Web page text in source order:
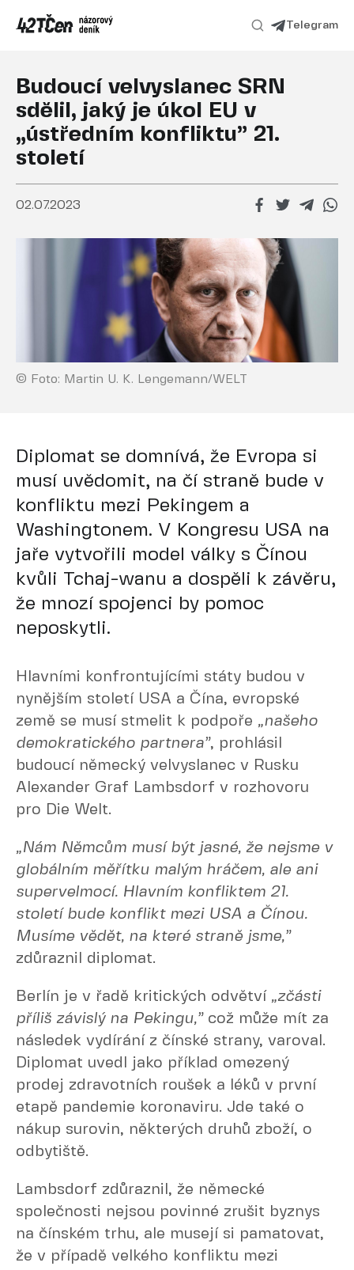
Telegram
Budoucí velvyslanec SRN
sdělil, jaký je úkol EU v
„ústředním konfliktu” 21.
století
02.07.2023
© Foto: Martin U. K. Lengemann/WELT
Diplomat se domnívá, že Evropa si
musí uvědomit, na čí straně bude v
konfliktu mezi Pekingem a
Washingtonem. V Kongresu USA na
jaře vytvořili model války s Čínou
kvůli Tchaj-wanu a dospěli k závěru,
že mnozí spojenci by pomoc
neposkytli.
Hlavními konfrontujícími státy budou v
nynějším století USA a Čína, evropské
země se musí stmelit k podpoře „našeho
demokratického partnera”, prohlásil
budoucí německý velvyslanec v Rusku
Alexander Graf Lambsdorf v rozhovoru
pro Die Welt.
„Nám Němcům musí být jasné, že nejsme v
globálním měřítku malým hráčem, ale ani
supervelmocí. Hlavním konfliktem 21.
století bude konflikt mezi USA a Čínou.
Musíme vědět, na které straně jsme,”
zdůraznil diplomat.
Berlín je v řadě kritických odvětví „zčásti
příliš závislý na Pekingu,” což může mít za
následek vydírání z čínské strany, varoval.
Diplomat uvedl jako příklad omezený
prodej zdravotních roušek a léků v první
etapě pandemie koronaviru. Jde také o
nákup surovin, některých druhů zboží, o
odbytiště.
Lambsdorf zdůraznil, že německé
společnosti nejsou povinné zrušit byznys
na čínském trhu, ale musejí si pamatovat,
že v případě velkého konfliktu mezi